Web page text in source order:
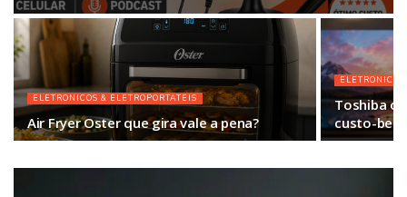
ELETRONICOS & ELETROPORTATEIS
Air Fryer Oster que gira vale a pena?
Toshiba
custo-